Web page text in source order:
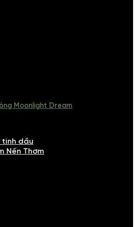
Moonlight Dream
tinh dầu
Nến Thơm